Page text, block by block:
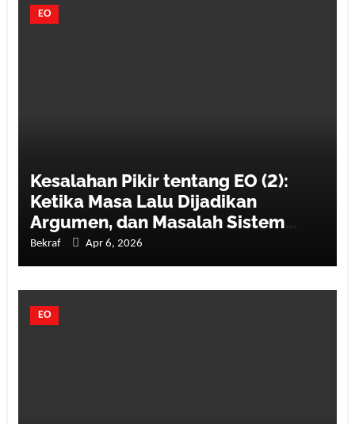
EO
Kesalahan Pikir tentang EO (2):
Ketika Masa Lalu Dijadikan
Argumen, dan Masalah Sistem
Disederhanakan
Bekraf Apr 6, 2026
EO